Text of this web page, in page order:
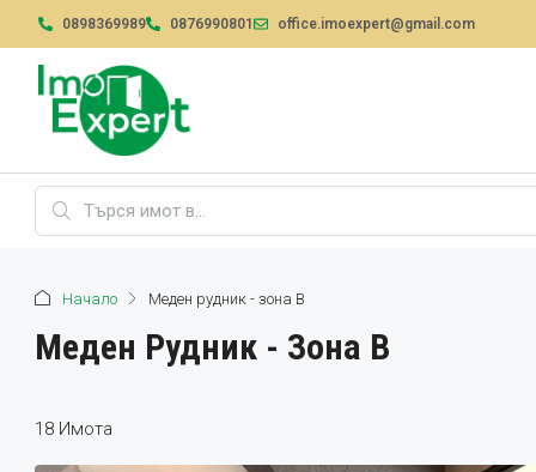
0898369989 0876990801 office.imoexpert@gmail.com
Начало Меден рудник - зона В
Меден Рудник - Зона В
18 Имотa